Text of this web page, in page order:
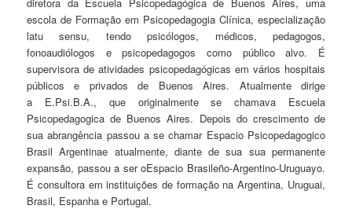
escola de Formação em Psicopedagogia Clínica, especialização
latu sensu, tendo psicólogos, médicos, pedagogos,
fonoaudiólogos e psicopedagogos como público alvo. É
supervisora de atividades psicopedagógicas em vários hospitais
públicos e privados de Buenos Aires. Atualmente dirige
a E.Psi.B.A., que originalmente se chamava Escuela
Psicopedagogica de Buenos Aires. Depois do crescimento de
sua abrangência passou a se chamar Espacio Psicopedagogico
Brasil Argentinae atualmente, diante de sua sua permanente
expansão, passou a ser oEspacio Brasileño-Argentino-Uruguayo.
É consultora em instituições de formação na Argentina, Uruguai,
Brasil, Espanha e Portugal.